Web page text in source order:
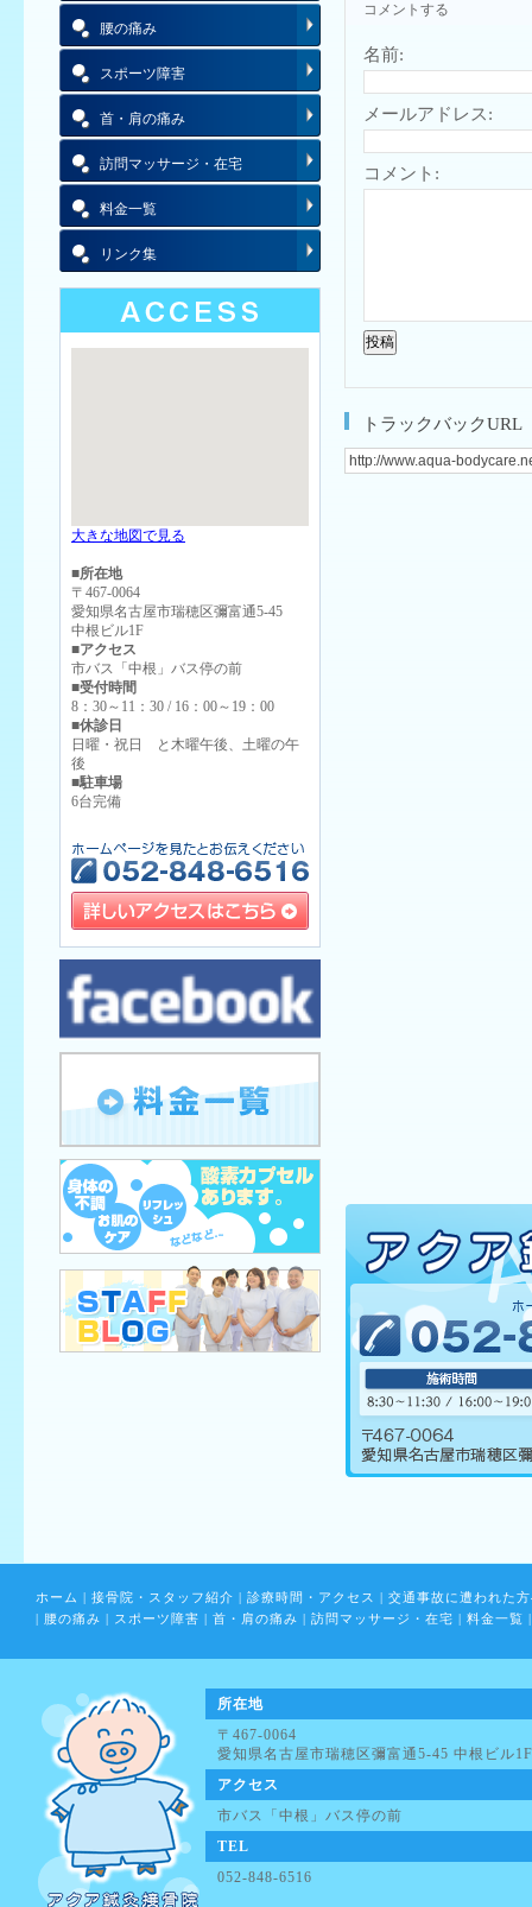
コメントする
名前:
メールアドレス:
コメント:
トラックバックURL
腰の痛み
スポーツ障害
首・肩の痛み
訪問マッサージ・在宅
料金一覧
リンク集
大きな地図で見る
■所在地
〒467-0064
愛知県名古屋市瑞穂区彌富通5-45
中根ビル1F
■アクセス
市バス「中根」バス停の前
■受付時間
8：30～11：30 / 16：00～19：00
■休診日
日曜・祝日 と木曜午後、土曜の午
後
■駐車場
6台完備
ホーム | 接骨院・スタッフ紹介 | 診療時間・アクセス | 交通事故に遭われた
| 腰の痛み | スポーツ障害 | 首・肩の痛み | 訪問マッサージ・在宅 | 料金一覧 |
所在地
〒467-0064
愛知県名古屋市瑞穂区彌富通5-45 中根ビル1F
アクセス
市バス「中根」バス停の前
TEL
052-848-6516